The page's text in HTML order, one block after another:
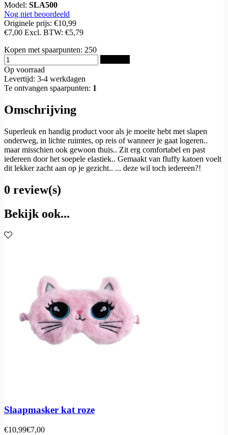
Model: SLA500
Nog niet beoordeeld
Originele prijs: €10,99
€7,00 Excl. BTW: €5,79
Kopen met spaarpunten: 250
Op voorraad
Levertijd: 3-4 werkdagen
Te ontvangen spaarpunten: 1
Omschrijving
Superleuk en handig product voor als je moeite hebt met slapen
onderweg, in lichte ruimtes, op reis of wanneer je gaat logeren..
maar misschien ook gewoon thuis.. Zit erg comfortabel en past
iedereen door het soepele elastiek.. Gemaakt van fluffy katoen voelt
dit lekker zacht aan op je gezicht.. ... deze wil toch iedereen?!
0 review(s)
Bekijk ook...
Slaapmasker kat roze
€10,99€7,00